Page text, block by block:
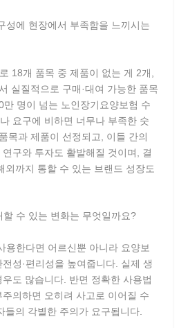
성에 현장에서 부족함을 느끼시는
18개 품목 중 제품이 없는 게 2개,
실질적으로 구매·대여 가능한 품목
명이 넘는 노인장기요양보험 수
요구에 비하면 너무나 부족한 숫
목과 제품이 선정되고, 이들 간의
구와 투자도 활발해질 것이며, 결
외까지 통할 수 있는 브랜드 성장도
할 수 있는 변화는 무엇일까요?
용한다면 어르신뿐 아니라 요양보
성·편리성을 높여줍니다. 실제 생
도 많습니다. 반면 정확한 사용법
의하면 오히려 사고로 이어질 수
들의 각별한 주의가 요구됩니다.